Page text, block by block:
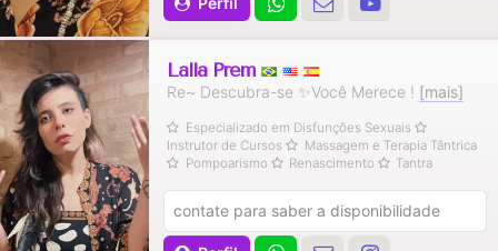
Lalla Prem
Re~ Descubra-se ✨Você Merece ! [mais]
Especializado em Disfunções Sexuais
Instrutor de Cursos
Massagem e Terapia Tântrica
Pompoarismo
Renascimento Tantra
contate para saber a disponibilidade